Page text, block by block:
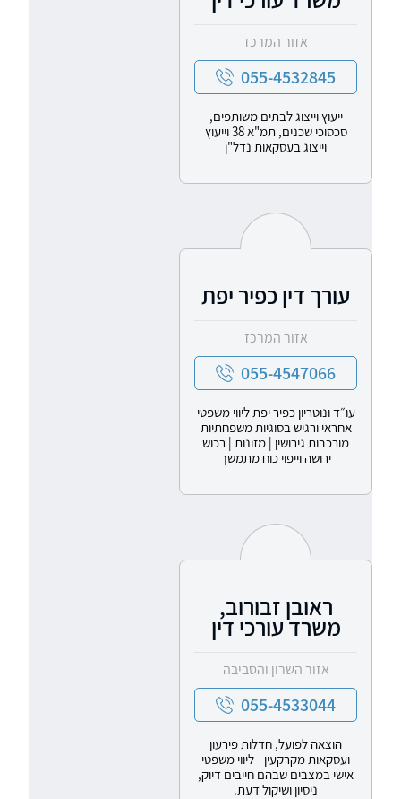
אזור המרכז
055-4532845
ייעוץ וייצוג לבתים משותפים,
סכסוכי שכנים, תמ"א 38 וייעוץ
וייצוג בעסקאות נדל"ן
עורך דין כפיר יפת
אזור המרכז
055-4547066
עו״ד ונוטריון כפיר יפת ליווי משפטי
אחראי ורגיש בסוגיות משפחתיות
מורכבות גירושין | מזונות | רכוש
ירושה וייפוי כוח מתמשך
ראובן זבורוב,
משרד עורכי דין
אזור השרון והסביבה
055-4533044
הוצאה לפועל, חדלות פירעון
ועסקאות מקרקעין - ליווי משפטי
אישי במצבים שבהם חייבים דיוק,
ניסיון ושיקול דעת.